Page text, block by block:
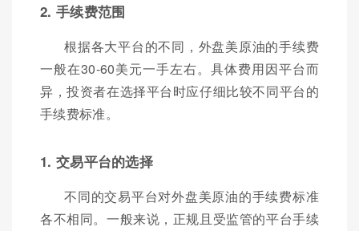
2. 手续费范围
根据各大平台的不同，外盘美原油的手续费
一般在30-60美元一手左右。具体费用因平台而
异，投资者在选择平台时应仔细比较不同平台的
手续费标准。
1. 交易平台的选择
不同的交易平台对外盘美原油的手续费标准
各不相同。一般来说，正规且受监管的平台手续